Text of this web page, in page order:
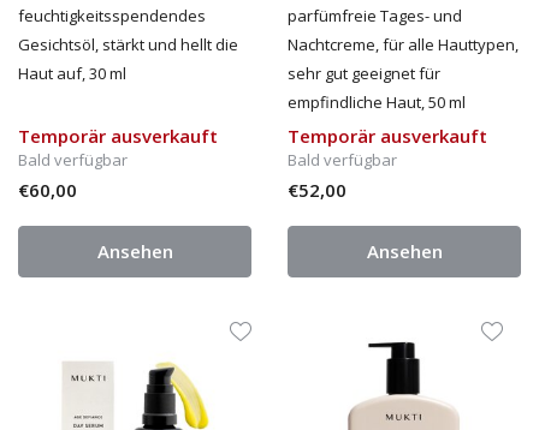
feuchtigkeitsspendendes
Gesichtsöl, stärkt und hellt die
Haut auf, 30 ml
Temporär ausverkauft
Bald verfügbar
€60,00
Ansehen
parfümfreie Tages- und
Nachtcreme, für alle Hauttypen,
sehr gut geeignet für
empfindliche Haut, 50 ml
Temporär ausverkauft
Bald verfügbar
€52,00
Ansehen